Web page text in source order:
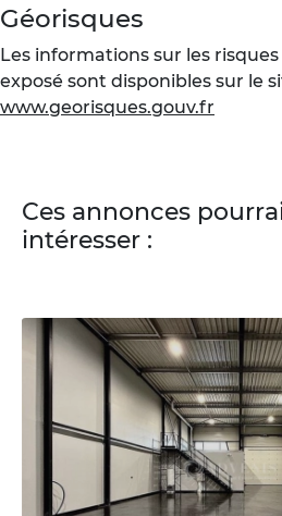
Géorisques
Les informations sur les
exposé sont disponibles sur le
www.georisques.gouv.fr
Ces annonces
intéresser :